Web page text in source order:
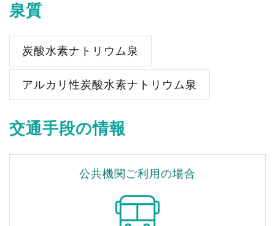
泉質
炭酸水素ナトリウム泉
アルカリ性炭酸水素ナトリウム泉
交通手段の情報
公共機関ご利用の場合